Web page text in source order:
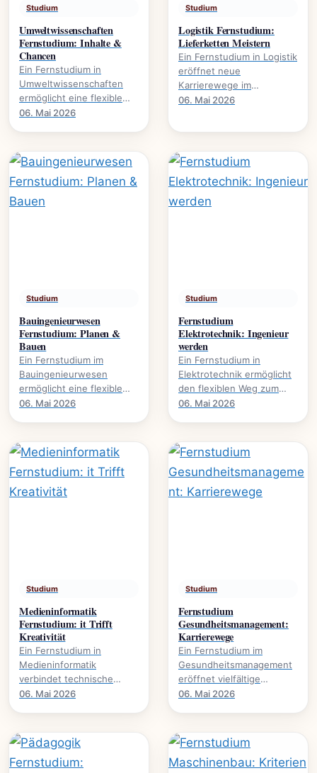
Studium
Umweltwissenschaften
Fernstudium: Inhalte &
Chancen
Ein Fernstudium in
Umweltwissenschaften
ermöglicht eine flexible
Weiterbildung im Bereich
06. Mai 2026
Studium
Logistik Fernstudium:
Lieferketten Meistern
Ein Fernstudium in Logistik
eröffnet neue
Karrierewege im
Management von
06. Mai 2026
Studium
Bauingenieurwesen
Fernstudium: Planen &
Bauen
Ein Fernstudium im
Bauingenieurwesen
ermöglicht eine flexible
Karriereentwicklung., wie
06. Mai 2026
Studium
Fernstudium
Elektrotechnik: Ingenieur
werden
Ein Fernstudium in
Elektrotechnik ermöglicht
den flexiblen Weg zum
Ingenieurabschluss. Mehr
06. Mai 2026
Studium
Medieninformatik
Fernstudium: it Trifft
Kreativität
Ein Fernstudium in
Medieninformatik
verbindet technische
Expertise mit kreativer
06. Mai 2026
Studium
Fernstudium
Gesundheitsmanagement:
Karrierewege
Ein Fernstudium im
Gesundheitsmanagement
eröffnet vielfältige
Karrierewege in einem
06. Mai 2026